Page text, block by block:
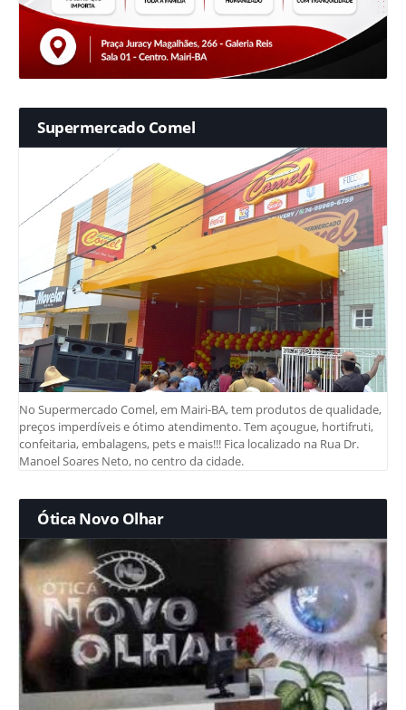
Supermercado Comel
No Supermercado Comel, em Mairi-BA, tem produtos de qualidade,
preços imperdíveis e ótimo atendimento. Tem açougue, hortifruti,
confeitaria, embalagens, pets e mais!!! Fica localizado na Rua Dr.
Manoel Soares Neto, no centro da cidade.
Ótica Novo Olhar